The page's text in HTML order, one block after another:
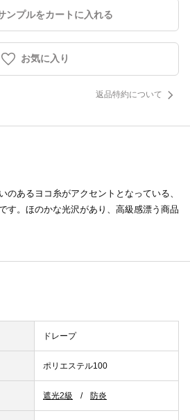
ンプルをカートに入れる
お気に入り
返品特約について
のあるヨコ糸がアクセントとなっている、
す。ほのかな光沢があり、高級感漂う商品
ドレープ
ポリエステル100
遮光2級 防炎